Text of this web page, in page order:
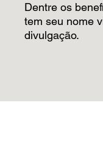
Dentre os
tem seu nome
divulgação.